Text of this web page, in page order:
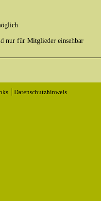
nur für Mitglieder einsehbar
Datenschutzhinweis